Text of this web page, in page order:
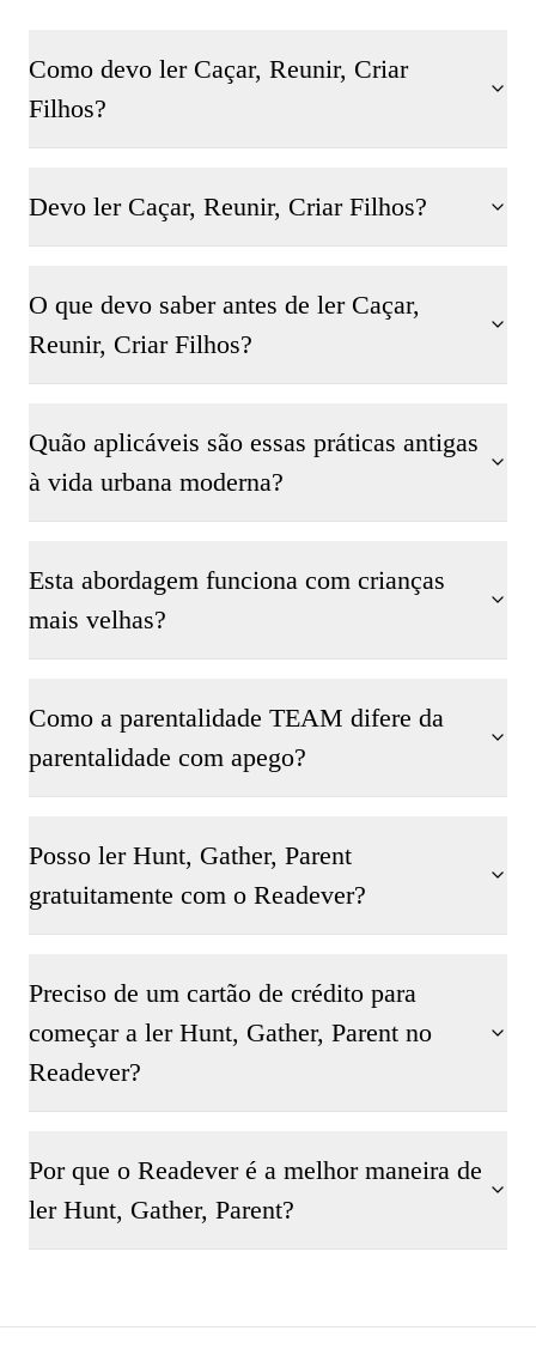
Como devo ler Caçar, Reunir, Criar
Filhos?
Devo ler Caçar, Reunir, Criar Filhos?
O que devo saber antes de ler Caçar,
Reunir, Criar Filhos?
Quão aplicáveis são essas práticas antigas
à vida urbana moderna?
Esta abordagem funciona com crianças
mais velhas?
Como a parentalidade TEAM difere da
parentalidade com apego?
Posso ler Hunt, Gather, Parent
gratuitamente com o Readever?
Preciso de um cartão de crédito para
começar a ler Hunt, Gather, Parent no
Readever?
Por que o Readever é a melhor maneira de
ler Hunt, Gather, Parent?